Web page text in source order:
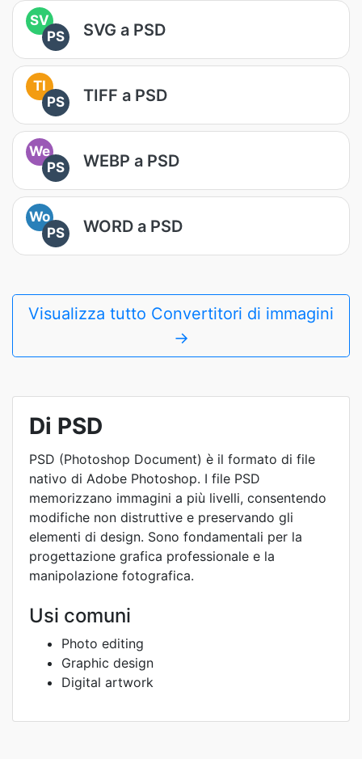
SV
PS
SVG a PSD
TI
PS
TIFF a PSD
We
PS
WEBP a PSD
Wo
PS
WORD a PSD
Visualizza tutto Convertitori di immagini
→
Di PSD
PSD (Photoshop Document) è il formato di file
nativo di Adobe Photoshop. I file PSD
memorizzano immagini a più livelli, consentendo
modifiche non distruttive e preservando gli
elementi di design. Sono fondamentali per la
progettazione grafica professionale e la
manipolazione fotografica.
Usi comuni
Photo editing
Graphic design
Digital artwork